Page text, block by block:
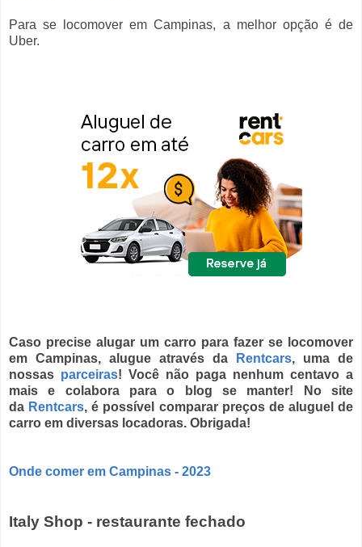
Para se locomover em Campinas, a melhor opção é de
Uber.
Caso precise alugar um carro para fazer se locomover
em Campinas, alugue através da
Rentcars, uma de
nossas parceiras! Você não paga nenhum centavo a
mais e colabora para o blog se manter! No site
da Rentcars, é possível comparar preços de aluguel de
carro em diversas locadoras. Obrigada!
Onde comer em Campinas - 2023
Italy Shop - restaurante fechado